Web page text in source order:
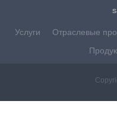
Услуги Отраслевые